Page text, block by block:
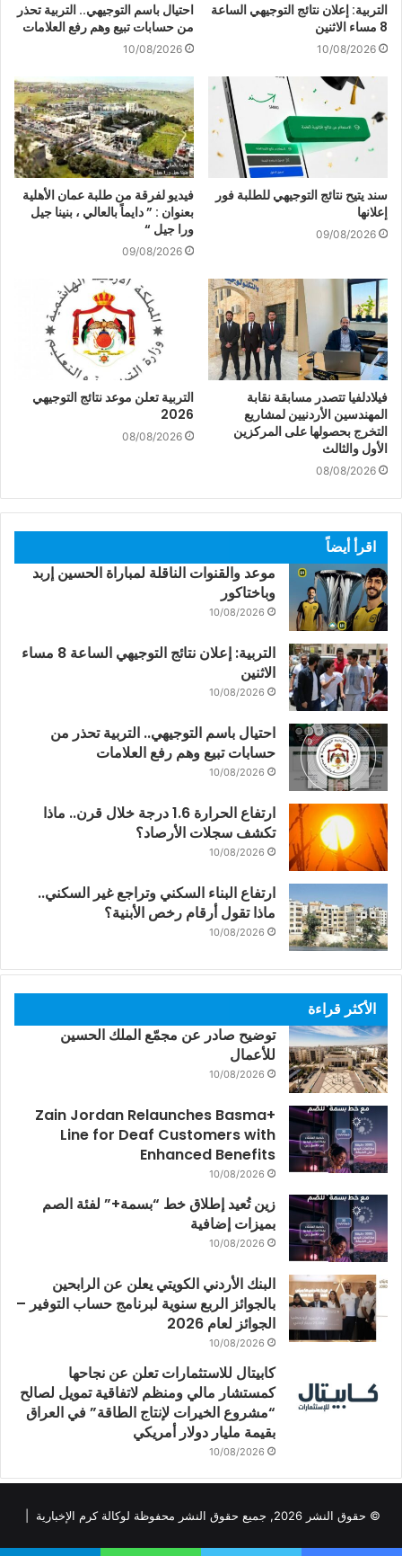
التربية: إعلان نتائج التوجيهي الساعة
8 مساء الاثنين
10/08/2026
احتيال باسم التوجيهي.. التربية تحذر
من حسابات تبيع وهم رفع العلامات
10/08/2026
سند يتيح نتائج التوجيهي للطلبة فور
إعلانها
09/08/2026
فيديو لفرقة من طلبة عمان الأهلية
بعنوان : ” دايماً بالعالي ، بنينا جيل
ورا جيل “
09/08/2026
فيلادلفيا تتصدر مسابقة نقابة
المهندسين الأردنيين لمشاريع
التخرج بحصولها على المركزين
الأول والثالث
08/08/2026
التربية تعلن موعد نتائج التوجيهي
2026
08/08/2026
اقرأ أيضاً
موعد والقنوات الناقلة لمباراة الحسين إربد
وباختاكور
10/08/2026
التربية: إعلان نتائج التوجيهي الساعة 8 مساء
الاثنين
10/08/2026
احتيال باسم التوجيهي.. التربية تحذر من
حسابات تبيع وهم رفع العلامات
10/08/2026
ارتفاع الحرارة 1.6 درجة خلال قرن.. ماذا
تكشف سجلات الأرصاد؟
10/08/2026
ارتفاع البناء السكني وتراجع غير السكني..
ماذا تقول أرقام رخص الأبنية؟
10/08/2026
الأكثر قراءة
توضيح صادر عن مجمّع الملك الحسين
للأعمال
10/08/2026
Zain Jordan Relaunches Basma+
Line for Deaf Customers with
Enhanced Benefits
10/08/2026
زين تُعيد إطلاق خط “بسمة+” لفئة الصم
بميزات إضافية
10/08/2026
البنك الأردني الكويتي يعلن عن الرابحين
بالجوائز الربع سنوية لبرنامج حساب التوفير –
الجوائز لعام 2026
10/08/2026
كابيتال للاستثمارات تعلن عن نجاحها
كمستشار مالي ومنظم لاتفاقية تمويل لصالح
“مشروع الخيرات لإنتاج الطاقة” في العراق
بقيمة مليار دولار أمريكي
10/08/2026
© حقوق النشر 2026, جميع حقوق النشر محفوظة لوكالة كرم الإخبارية |